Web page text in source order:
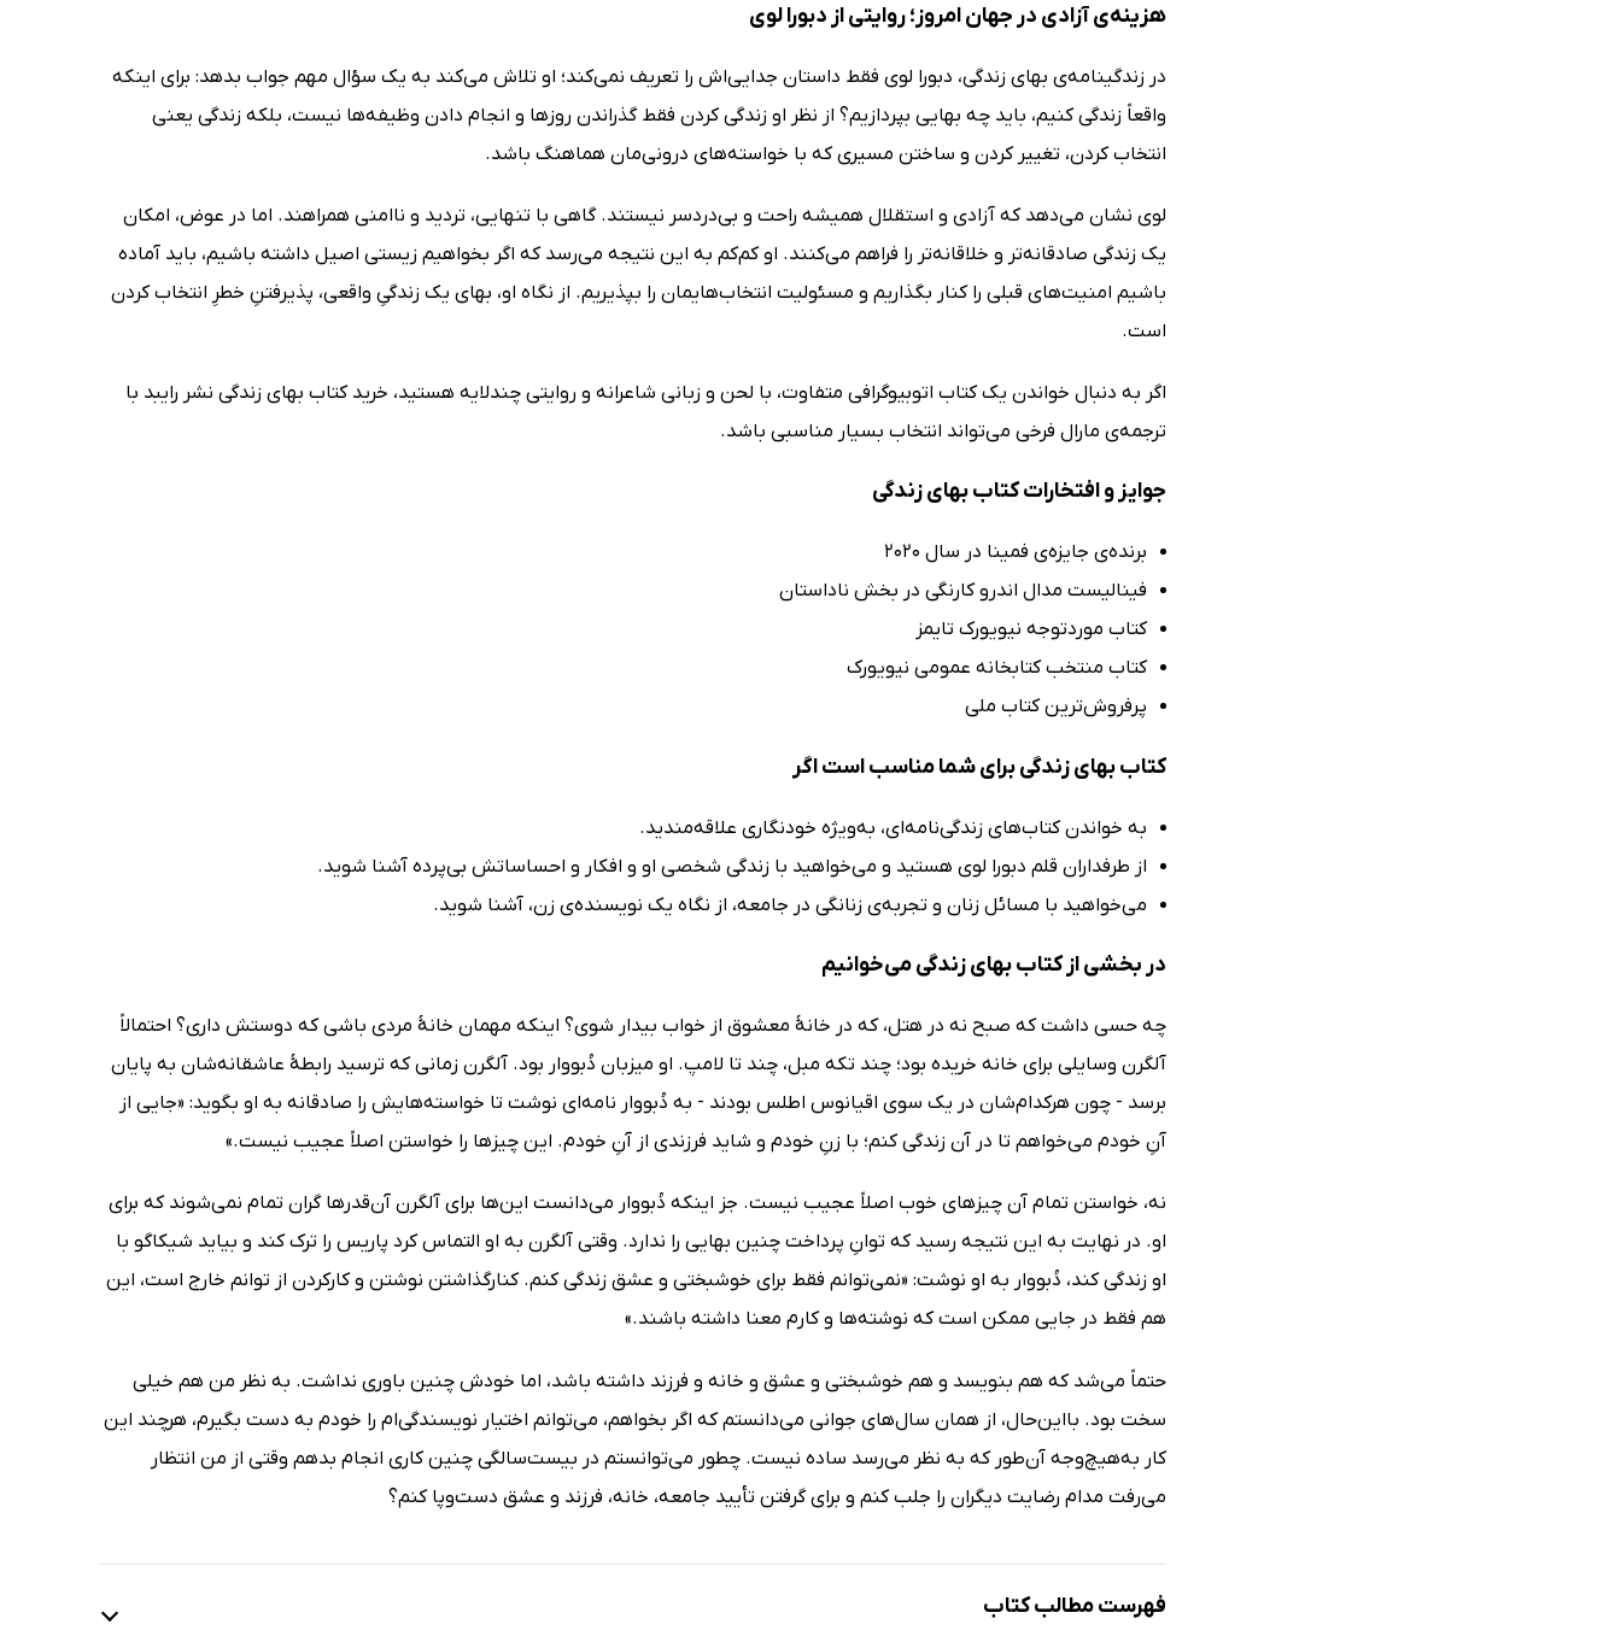
هزینه‌ی آزادی در جهان امروز؛ روایتی از دبورا لوی
در زندگینامه‌ی بهای زندگی، دبورا لوی فقط داستان جدایی‌اش را تعریف نمی‌کند؛ او تلاش می‌کند به یک سؤال مهم جواب بدهد: برای اینکه
واقعاً زندگی کنیم، باید چه بهایی بپردازیم؟ از نظر او زندگی کردن فقط گذراندن روزها و انجام دادن وظیفه‌ها نیست، بلکه زندگی یعنی
انتخاب کردن، تغییر کردن و ساختن مسیری که با خواسته‌های درونی‌مان هماهنگ باشد.
لوی نشان می‌دهد که آزادی و استقلال همیشه راحت و بی‌دردسر نیستند. گاهی با تنهایی، تردید و ناامنی همراهند. اما در عوض، امکان
یک زندگی صادقانه‌تر و خلاقانه‌تر را فراهم می‌کنند. او کم‌کم به این نتیجه می‌رسد که اگر بخواهیم زیستی اصیل داشته باشیم، باید آماده
باشیم امنیت‌های قبلی را کنار بگذاریم و مسئولیت انتخاب‌هایمان را بپذیریم. از نگاه او، بهای یک زندگیِ واقعی، پذیرفتنِ خطرِ انتخاب کردن
است.
اگر به دنبال خواندن یک کتاب اتوبیوگرافی متفاوت، با لحن و زبانی شاعرانه و روایتی چندلایه هستید، خرید کتاب بهای زندگی نشر رایبد با
ترجمه‌ی مارال فرخی می‌تواند انتخاب بسیار مناسبی باشد.
جوایز و افتخارات کتاب بهای زندگی
برنده‌ی جایزه‌ی فمینا در سال 2020
فینالیست مدال اندرو کارنگی در بخش ناداستان
کتاب موردتوجه نیویورک تایمز
کتاب منتخب کتابخانه عمومی نیویورک
پرفروش‌ترین کتاب ملی
کتاب بهای زندگی برای شما مناسب است اگر
به خواندن کتاب‌های زندگی‌نامه‌ای، به‌ویژه خودنگاری علاقه‌مندید.
از طرفداران قلم دبورا لوی هستید و می‌خواهید با زندگی شخصی او و افکار و احساساتش بی‌پرده آشنا شوید.
می‌خواهید با مسائل زنان و تجربه‌ی زنانگی در جامعه، از نگاه یک نویسنده‌ی زن، آشنا شوید.
در بخشی از کتاب بهای زندگی می‌خوانیم
چه حسی داشت که صبح نه در هتل، که در خانۀ معشوق از خواب بیدار شوی؟ اینکه مهمان خانۀ مردی باشی که دوستش داری؟ احتمالاً
آلگرن وسایلی برای خانه خریده بود؛ چند تکه مبل، چند تا لامپ. او میزبان دُبووار بود. آلگرن زمانی که ‌ترسید رابطۀ عاشقانه‌شان به پایان
برسد - چون هرکدام‌شان در یک سوی اقیانوس اطلس بودند - به دُبووار نامه‌ای نوشت تا خواسته‌هایش را صادقانه به او بگوید: «جایی از
آنِ خودم می‌خواهم تا در آن زندگی کنم؛ با زنِ خودم و شاید فرزندی از آنِ خودم. این چیزها را خواستن اصلاً عجیب نیست.»
نه، خواستن تمام آن چیزهای خوب اصلاً عجیب نیست. جز اینکه دُبووار می‌دانست این‌ها برای آلگرن آن‌قدرها گران تمام نمی‌شوند که برای
او. در نهایت به این نتیجه رسید که توانِ پرداخت چنین بهایی را ندارد. وقتی آلگرن به او التماس کرد پاریس را ترک کند و بیاید شیکاگو با
او زندگی کند، دُبووار به او نوشت: «نمی‌توانم فقط برای خوشبختی و عشق زندگی کنم. کنار‌گذاشتن نوشتن و کار‌کردن از توانم خارج است، این
هم فقط در جایی ممکن است که نوشته‌ها و کارم معنا داشته باشند.»
حتماً می‌شد که هم بنویسد و هم خوشبختی و عشق و خانه و فرزند داشته باشد، اما خودش چنین باوری نداشت. به نظر من هم خیلی
سخت بود. بااین‌حال، از همان سال‌های جوانی می‌دانستم که اگر بخواهم، می‌توانم اختیار نویسندگی‌ام را خودم به دست بگیرم، هرچند این
کار به‌هیچ‌وجه آن‌طور که به نظر می‌رسد ساده نیست. چطور می‌توانستم در بیست‌سالگی چنین کاری انجام بدهم وقتی از من انتظار
می‌رفت مدام رضایت دیگران را جلب کنم و برای گرفتن تأیید جامعه، خانه، فرزند و عشق دست‌وپا کنم؟
فهرست مطالب کتاب